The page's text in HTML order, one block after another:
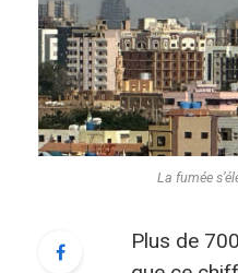
La fumée
Plus de